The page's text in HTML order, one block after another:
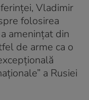
Vladimir
folosirea
amenințat din
de arme ca o
a Rusiei